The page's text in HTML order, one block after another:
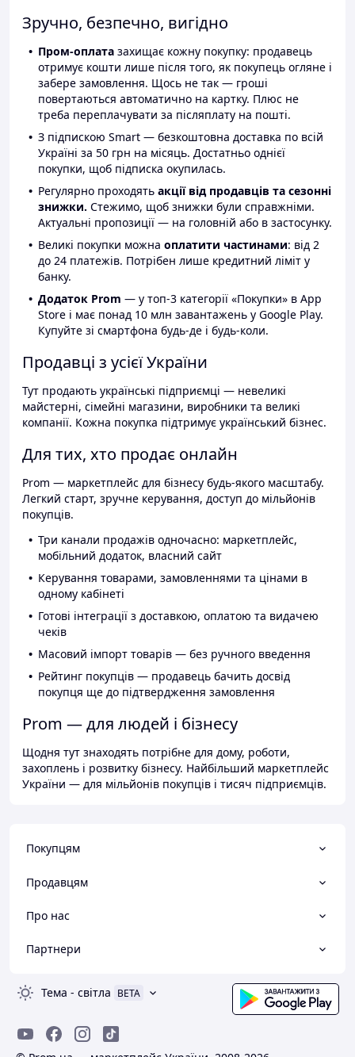
Зручно, безпечно, вигідно
Пром-оплата захищає кожну покупку: продавець
отримує кошти лише після того, як покупець огляне і
забере замовлення. Щось не так — гроші
повертаються автоматично на картку. Плюс не
треба переплачувати за післяплату на пошті.
З підпискою Smart — безкоштовна доставка по всій
Україні за 50 грн на місяць. Достатньо однієї
покупки, щоб підписка окупилась.
Регулярно проходять акції від продавців та сезонні
знижки. Стежимо, щоб знижки були справжніми.
Актуальні пропозиції — на головній або в застосунку.
Великі покупки можна оплатити частинами: від 2
до 24 платежів. Потрібен лише кредитний ліміт у
банку.
Додаток Prom — у топ-3 категорії «Покупки» в App
Store і має понад 10 млн завантажень у Google Play.
Купуйте зі смартфона будь-де і будь-коли.
Продавці з усієї України
Тут продають українські підприємці — невеликі
майстерні, сімейні магазини, виробники та великі
компанії. Кожна покупка підтримує український бізнес.
Для тих, хто продає онлайн
Prom — маркетплейс для бізнесу будь-якого масштабу.
Легкий старт, зручне керування, доступ до мільйонів
покупців.
Три канали продажів одночасно: маркетплейс,
мобільний додаток, власний сайт
Керування товарами, замовленнями та цінами в
одному кабінеті
Готові інтеграції з доставкою, оплатою та видачею
чеків
Масовий імпорт товарів — без ручного введення
Рейтинг покупців — продавець бачить досвід
покупця ще до підтвердження замовлення
Prom — для людей і бізнесу
Щодня тут знаходять потрібне для дому, роботи,
захоплень і розвитку бізнесу. Найбільший маркетплейс
України — для мільйонів покупців і тисяч підприємців.
Покупцям
Продавцям
Про нас
Партнери
Тема - світла BETA